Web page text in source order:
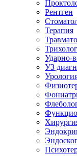
Рентген
Терапия
Ударно-
УЗ